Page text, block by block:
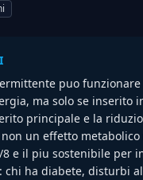
puo
ma solo se inserito
principale e la
un effetto metabolico
8 e il piu sostenibile per
chi ha diabete, disturbi